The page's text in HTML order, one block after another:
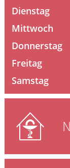
Ratgeber
HOMÖOPATHIE
GESUND IM
Dienstag
Mittwoch
Donnerstag
Freitag
Samstag